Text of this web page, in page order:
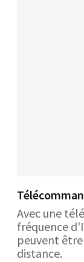
Avec une
fréquence
peuvent
distance.